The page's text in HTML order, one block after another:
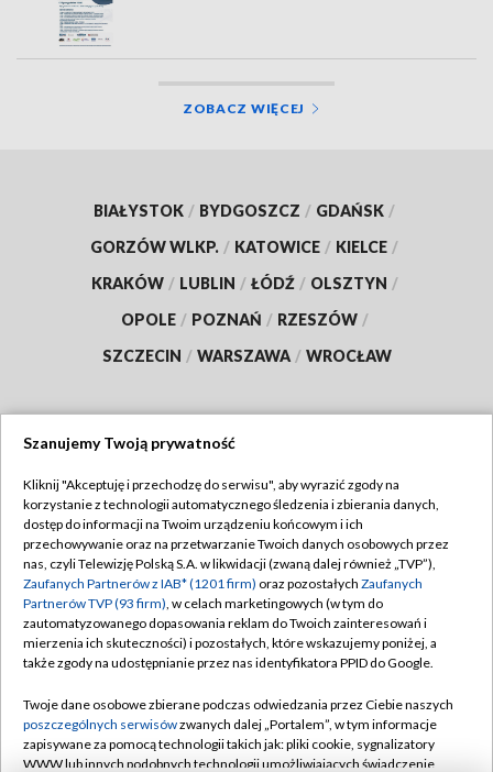
ZOBACZ WIĘCEJ
BIAŁYSTOK / BYDGOSZCZ / GDAŃSK /
GORZÓW WLKP. / KATOWICE / KIELCE /
KRAKÓW / LUBLIN / ŁÓDŹ / OLSZTYN /
OPOLE / POZNAŃ / RZESZÓW /
SZCZECIN / WARSZAWA / WROCŁAW
TVP
Abonament TVP
Emisja w TVP
Centrum informacji TVP
Naziemna Telewizja Cyfrowa
Rada Programowa
System NOS
Regulamin TVP
Polityka prywatności
Moje zgody
Pomoc
Kontakt
Szanujemy Twoją prywatność
Kliknij "Akceptuję i przechodzę do serwisu", aby wyrazić zgody na
korzystanie z technologii automatycznego śledzenia i zbierania danych,
dostęp do informacji na Twoim urządzeniu końcowym i ich
przechowywanie oraz na przetwarzanie Twoich danych osobowych przez
nas, czyli Telewizję Polską S.A. w likwidacji (zwaną dalej również „TVP”),
Zaufanych Partnerów z IAB* (1201 firm) oraz pozostałych Zaufanych
Partnerów TVP (93 firm), w celach marketingowych (w tym do
zautomatyzowanego dopasowania reklam do Twoich zainteresowań i
mierzenia ich skuteczności) i pozostałych, które wskazujemy poniżej, a
także zgody na udostępnianie przez nas identyfikatora PPID do Google.
Twoje dane osobowe zbierane podczas odwiedzania przez Ciebie naszych
poszczególnych serwisówzwanych dalej „Portalem”, w tym informacje
zapisywane za pomocą technologii takich jak: pliki cookie, sygnalizatory
WWW lub innych podobnych technologii umożliwiających świadczenie